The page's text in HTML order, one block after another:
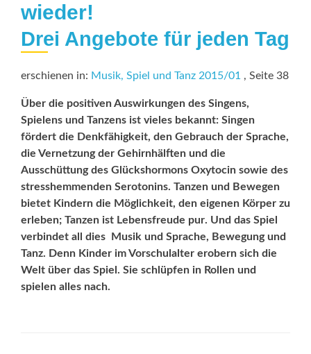
wieder!
Drei Angebote für jeden Tag
erschienen in: Musik, Spiel und Tanz 2015/01 , Seite 38
Über die positiven Auswirkungen des Singens,
Spielens und ­Tanzens ist vieles bekannt: Singen
fördert die Denkfähigkeit, den ­Gebrauch der Sprache,
die Vernetzung der Gehirnhälften und die
Ausschüttung des Glückshormons Oxytocin sowie des
stresshemmenden Serotonins. Tanzen und Bewegen
bietet Kindern die Möglichkeit, den eigenen Körper zu
erleben; Tanzen ist Lebensfreude pur. Und das Spiel
verbindet all dies  Musik und Sprache, Bewegung und
Tanz. Denn Kinder im Vorschulalter erobern sich die
Welt über das Spiel. Sie schlüpfen in Rollen und
spielen ­alles nach.